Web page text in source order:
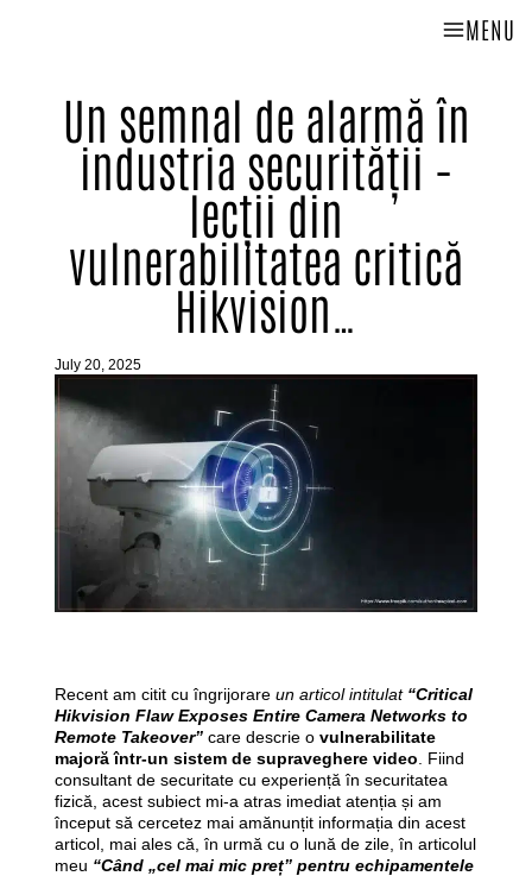
MENU
Un semnal de alarmă în
industria securității –
lecții din
vulnerabilitatea critică
Hikvision…
July 20, 2025
Recent am citit cu îngrijorare un articol intitulat “Critical
Hikvision Flaw Exposes Entire Camera Networks to
Remote Takeover” care descrie o vulnerabilitate
majoră într-un sistem de supraveghere video . Fiind
consultant de securitate cu experiență în securitatea
fizică, acest subiect mi-a atras imediat atenția și am
început să cercetez mai amănunțit informația din acest
articol, mai ales că, în urmă cu o lună de zile, în articolul
meu “Când „cel mai mic preț” pentru echipamentele